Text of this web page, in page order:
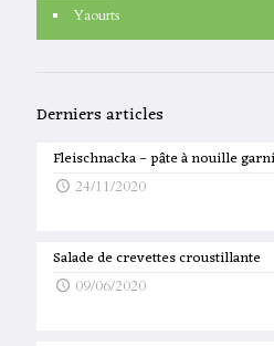
Yaourts
Derniers articles
Fleischnacka – pâte à nouille
24/11/2020
Salade de crevettes croustillante
09/06/2020